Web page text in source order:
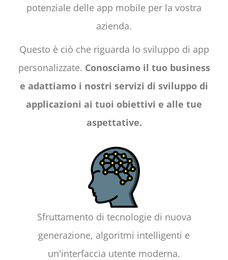
potenziale delle app mobile per la vostra
azienda.
Questo è ciò che riguarda lo sviluppo di app
personalizzate. Conosciamo il tuo business
e adattiamo i nostri servizi di sviluppo di
applicazioni ai tuoi obiettivi e alle tue
aspettative.
Sfruttamento di tecnologie di nuova
generazione, algoritmi intelligenti e
un'interfaccia utente moderna.